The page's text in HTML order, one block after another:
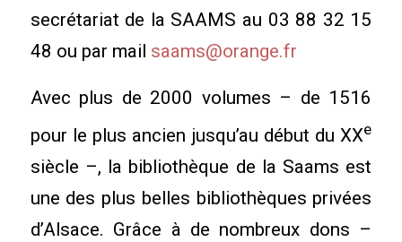
secrétariat de la SAAMS au 03 88 32 15
48 ou par mail saams@orange.fr
Avec plus de 2000 volumes – de 1516
pour le plus ancien jusqu’au début du XXe
siècle –, la bibliothèque de la Saams est
une des plus belles bibliothèques privées
d’Alsace. Grâce à de nombreux dons –